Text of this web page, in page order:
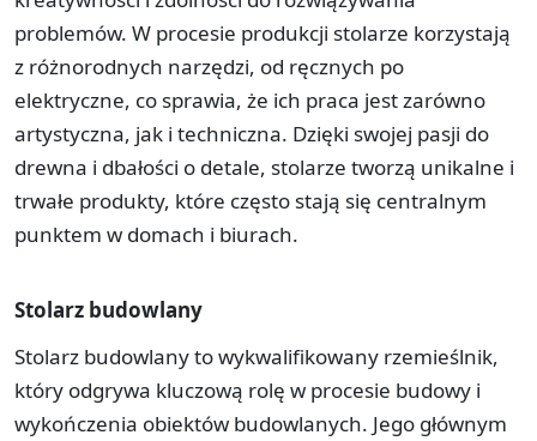
problemów. W procesie produkcji stolarze korzystają
z różnorodnych narzędzi, od ręcznych po
elektryczne, co sprawia, że ich praca jest zarówno
artystyczna, jak i techniczna. Dzięki swojej pasji do
drewna i dbałości o detale, stolarze tworzą unikalne i
trwałe produkty, które często stają się centralnym
punktem w domach i biurach.
Stolarz budowlany
Stolarz budowlany to wykwalifikowany rzemieślnik,
który odgrywa kluczową rolę w procesie budowy i
wykończenia obiektów budowlanych. Jego głównym